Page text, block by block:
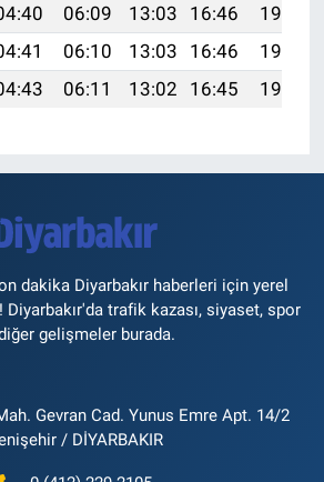
06:09 13:03 16:46
19:47
06:10 13:03 16:46
19:45
06:11 13:02 16:45 19:44
dakika Diyarbakır haberleri için yerel
trafik kazası, siyaset, spor
gelişmeler burada.
Gevran Cad. Yunus Emre Apt. 14/2
/ DİYARBAKIR